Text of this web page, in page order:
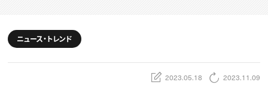
スキルアップしたい！
デザイン
TOP Creator’s コラム
ニュース・トレンド
2023.05.18 2023.11.09